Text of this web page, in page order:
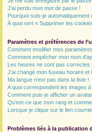
J’ai perdu mon mot de passe !
Pourquoi suis-je automatiquement
À quoi sert « Supprimer les
Paramètres et préférences de
Comment modifier mes
Comment empêcher mon nom
Les heures ne sont pas correctes !
J’ai changé mon fuseau horaire
Ma langue n’est pas dans la liste !
A quoi correspondent les images
Comment puis-je afficher un
Qu’est-ce que mon rang et
Lorsque je clique sur le lien courriel
Problèmes liés à la publication